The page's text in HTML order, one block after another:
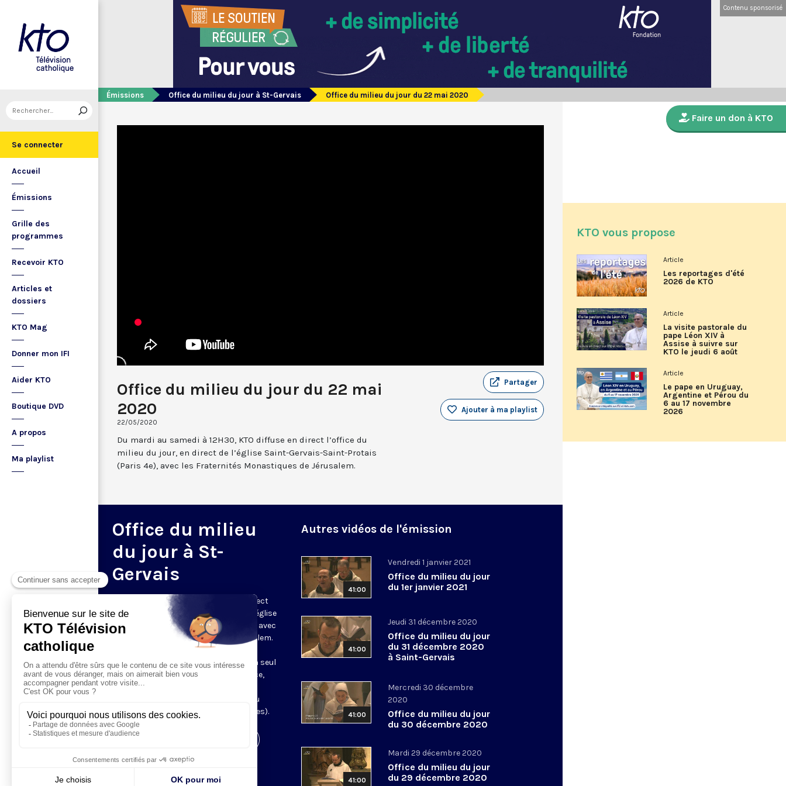
Se connecter
Accueil
Émissions
Grille des
programmes
Recevoir KTO
Articles et
dossiers
KTO Mag
Donner mon IFI
Aider KTO
Boutique DVD
A propos
Ma playlist
Contenu sponsorisé
Émissions Office du milieu du jour à St-Gervais Office du milieu du jour du 22 mai 2020
Office du milieu du jour du 22 mai
2020
22/05/2020
Partager
Ajouter à ma playlist
Du mardi au samedi à 12H30, KTO diffuse en direct l’office du
milieu du jour, en direct de l’église Saint-Gervais-Saint-Protais
(Paris 4e), avec les Fraternités Monastiques de Jérusalem.
Office du milieu
du jour à St-
Gervais
Du mardi au samedi, KTO diffuse en direct
l’office du milieu du jour, en direct de l’église
Saint-Gervais-Saint-Protais (Paris 4e), avec
les Fraternités Monastiques de Jérusalem.
L’Office du Milieu du Jour regroupe, en
particulier, «au milieu du jour» et en un seul
office, les heures monastiques de Tierce,
Sexte et None. Il permet à l’Église de
retrouver son Seigneur entre l’office du
matin (Laudes) et l’office du soir (Vêpres).
Autres vidéos de l'émission
41:00
Vendredi 1 janvier 2021
Office du milieu du jour
du 1er janvier 2021
41:00
Jeudi 31 décembre 2020
Office du milieu du jour
du 31 décembre 2020
à Saint-Gervais
41:00
Mercredi 30 décembre
2020
Office du milieu du jour
du 30 décembre 2020
41:00
Mardi 29 décembre 2020
Office du milieu du jour
du 29 décembre 2020
Faire un don à KTO
KTO vous propose
Article
Les reportages d'été
2026 de KTO
Article
La visite pastorale du
pape Léon XIV à
Assise à suivre sur
KTO le jeudi 6 août
Article
Le pape en Uruguay,
Argentine et Pérou du
6 au 17 novembre
2026